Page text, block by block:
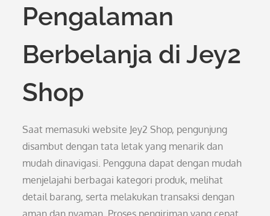
Pengalaman
Berbelanja di Jey2
Shop
Saat memasuki website Jey2 Shop, pengunjung
disambut dengan tata letak yang menarik dan
mudah dinavigasi. Pengguna dapat dengan mudah
menjelajahi berbagai kategori produk, melihat
detail barang, serta melakukan transaksi dengan
aman dan nyaman. Proses pengiriman yang cepat